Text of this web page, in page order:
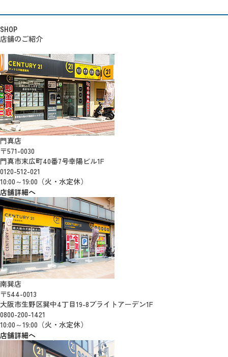
SHOP
店舗のご紹介
門真店
〒571-0030
門真市末広町40番7号幸陽ビル1F
0120-512-021
10:00～19:00（火・水定休）
店舗詳細へ
南巽店
〒544-0013
大阪市生野区巽中4丁目19-8ブライトアーデン1F
0800-200-1421
10:00～19:00（火・水定休）
店舗詳細へ